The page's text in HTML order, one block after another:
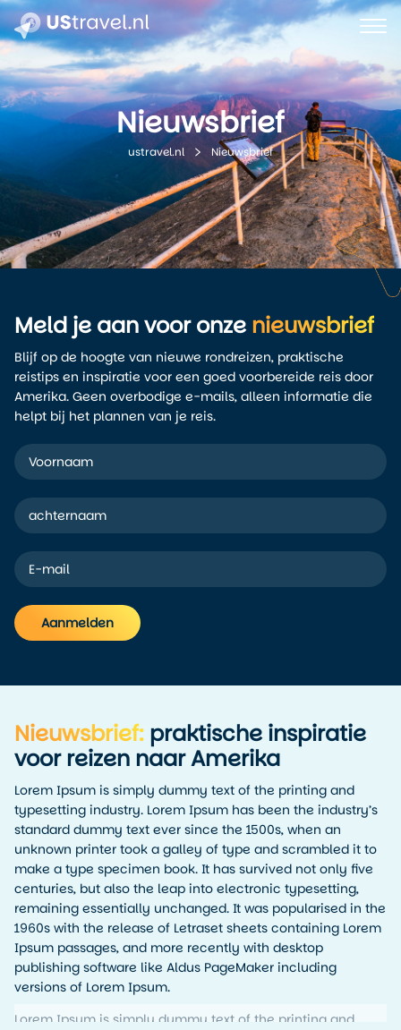
Nieuwsbrief
ustravel.nl Nieuwsbrief
Meld je aan voor onzenieuwsbrief
Blijf op de hoogte van nieuwe rondreizen, praktische
reistips en inspiratie voor een goed voorbereide reis door
Amerika. Geen overbodige e-mails, alleen informatie die
helpt bij het plannen van je reis.
Aanmelden
Nieuwsbrief: praktische inspiratie
voor reizen naar Amerika
Lorem Ipsum is simply dummy text of the printing and
typesetting industry. Lorem Ipsum has been the industry’s
standard dummy text ever since the 1500s, when an
unknown printer took a galley of type and scrambled it to
make a type specimen book. It has survived not only five
centuries, but also the leap into electronic typesetting,
remaining essentially unchanged. It was popularised in the
1960s with the release of Letraset sheets containing Lorem
Ipsum passages, and more recently with desktop
publishing software like Aldus PageMaker including
versions of Lorem Ipsum.
Lorem Ipsum is simply dummy text of the printing and